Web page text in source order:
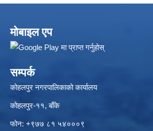
मोबाइल एप
सम्पर्क
कोहलपुर नगरपालिकाको कार्यालय
कोहलपुर-११, बाँके
फोन: +९७७ ८१ ५४०००९